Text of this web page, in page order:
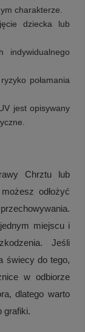
charakterze.
dziecka lub
indywidualnego
połamania
jest opisywany
Chrztu lub
odłożyć
miejscu i
Jeśli
świecy do tego,
w odbiorze
dlatego warto
grafiki.